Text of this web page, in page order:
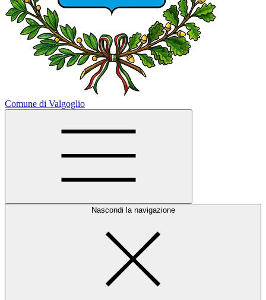
Comune di Valgoglio
Nascondi la navigazione